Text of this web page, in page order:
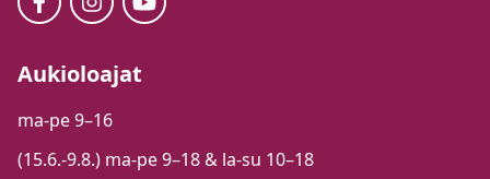
Aukioloajat
ma-pe 9–16
(15.6.-9.8.) ma-pe 9–18 & la-su 10–18